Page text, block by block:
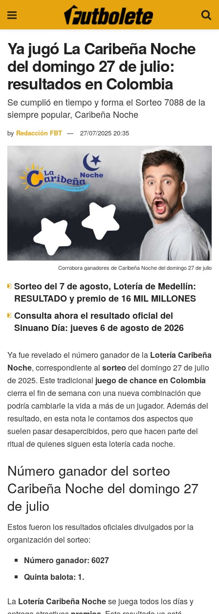
Ya jugó La Caribeña Noche
del domingo 27 de julio:
resultados en Colombia
Se cumplió en tiempo y forma el Sorteo 7088 de la
siempre popular, Caribeña Noche
by Redacción FBT 27/07/2025 20:35
Corrobora ganadores de Caribeña Noche del domingo 27 de julio
Sorteo del 7 de agosto, Lotería de Medellín:
RESULTADO y premio de 16 MIL MILLONES
Consulta ahora el resultado oficial del
Sinuano Día: jueves 6 de agosto de 2026
Ya fue revelado el número ganador de la Lotería Caribeña
Noche, correspondiente al sorteo del domingo 27 de julio
de 2025. Este tradicional juego de chance en Colombia
cierra el fin de semana con una nueva combinación que
podría cambiarle la vida a más de un jugador. Además del
resultado, en esta nota le contamos dos aspectos que
suelen pasar desapercibidos, pero que hacen parte del
ritual de quienes siguen esta lotería cada noche.
Número ganador del sorteo
Caribeña Noche del domingo 27
de julio
Estos fueron los resultados oficiales divulgados por la
organización del sorteo:
Número ganador: 6027
Quinta balota: 1.
La Lotería Caribeña Nochese juega todos los días y